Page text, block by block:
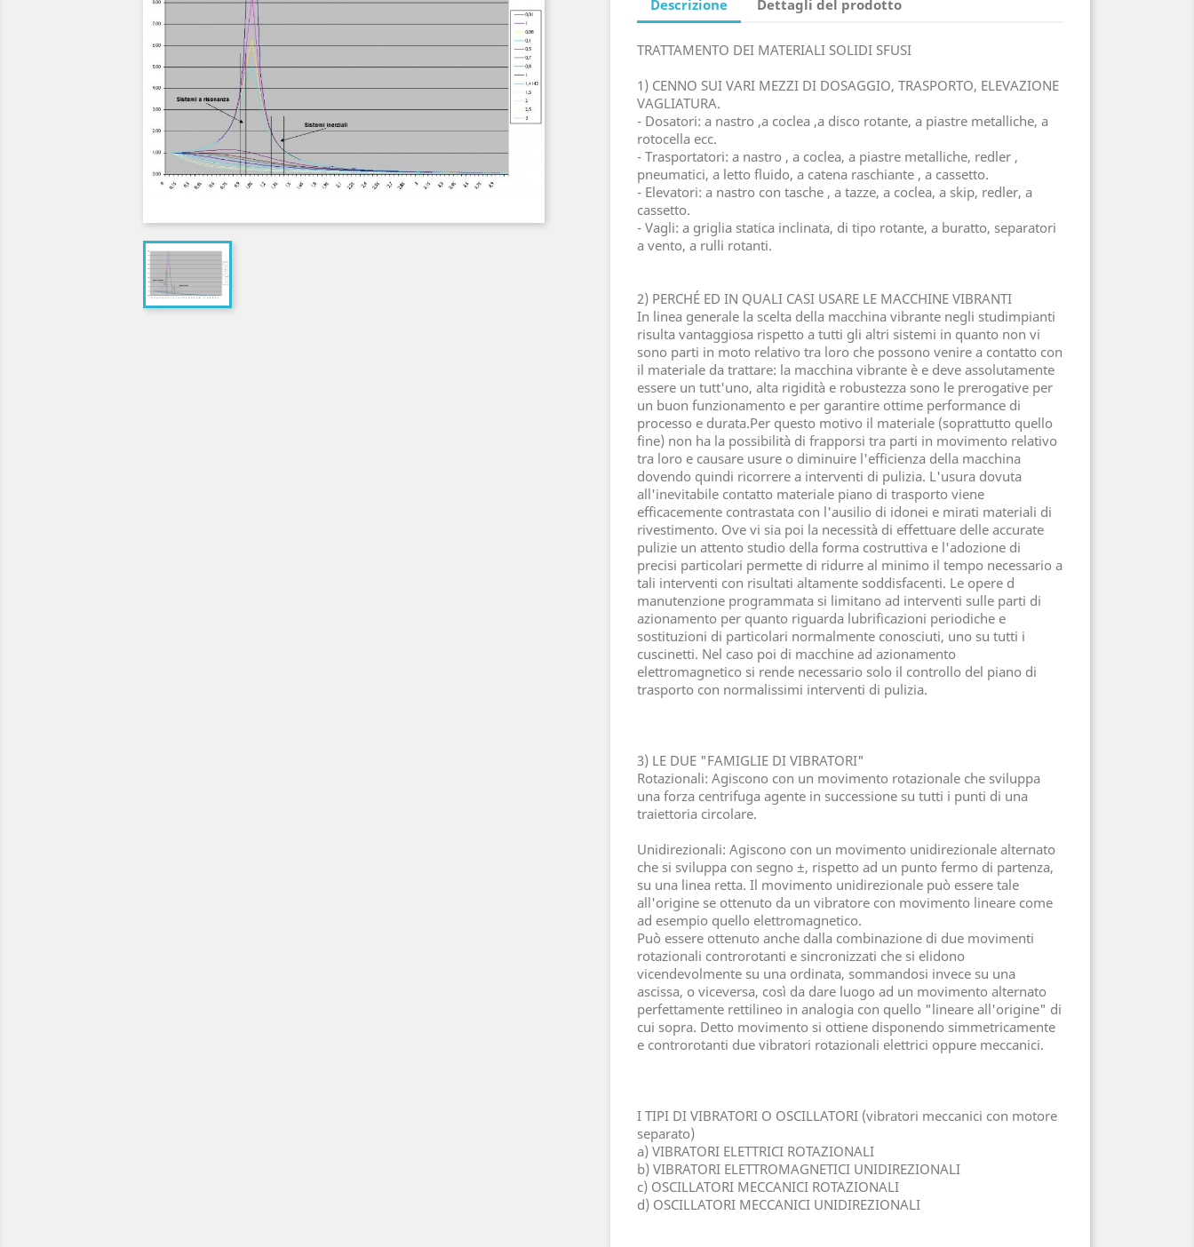
Descrizione Dettagli del prodotto
TRATTAMENTO DEI MATERIALI SOLIDI SFUSI
1) CENNO SUI VARI MEZZI DI DOSAGGIO, TRASPORTO, ELEVAZIONE
VAGLIATURA.
- Dosatori: a nastro ,a coclea ,a disco rotante, a piastre metalliche, a
rotocella ecc.
- Trasportatori: a nastro , a coclea, a piastre metalliche, redler ,
pneumatici, a letto fluido, a catena raschiante , a cassetto.
- Elevatori: a nastro con tasche , a tazze, a coclea, a skip, redler, a
cassetto.
- Vagli: a griglia statica inclinata, di tipo rotante, a buratto, separatori
a vento, a rulli rotanti.
2) PERCHÉ ED IN QUALI CASI USARE LE MACCHINE VIBRANTI
In linea generale la scelta della macchina vibrante negli studimpianti
risulta vantaggiosa rispetto a tutti gli altri sistemi in quanto non vi
sono parti in moto relativo tra loro che possono venire a contatto con
il materiale da trattare: la macchina vibrante è e deve assolutamente
essere un tutt'uno, alta rigidità e robustezza sono le prerogative per
un buon funzionamento e per garantire ottime performance di
processo e durata.Per questo motivo il materiale (soprattutto quello
fine) non ha la possibilità di frapporsi tra parti in movimento relativo
tra loro e causare usure o diminuire l'efficienza della macchina
dovendo quindi ricorrere a interventi di pulizia. L'usura dovuta
all'inevitabile contatto materiale piano di trasporto viene
efficacemente contrastata con l'ausilio di idonei e mirati materiali di
rivestimento. Ove vi sia poi la necessità di effettuare delle accurate
pulizie un attento studio della forma costruttiva e l'adozione di
precisi particolari permette di ridurre al minimo il tempo necessario a
tali interventi con risultati altamente soddisfacenti. Le opere d
manutenzione programmata si limitano ad interventi sulle parti di
azionamento per quanto riguarda lubrificazioni periodiche e
sostituzioni di particolari normalmente conosciuti, uno su tutti i
cuscinetti. Nel caso poi di macchine ad azionamento
elettromagnetico si rende necessario solo il controllo del piano di
trasporto con normalissimi interventi di pulizia.
3) LE DUE "FAMIGLIE DI VIBRATORI"
Rotazionali: Agiscono con un movimento rotazionale che sviluppa
una forza centrifuga agente in successione su tutti i punti di una
traiettoria circolare.
Unidirezionali: Agiscono con un movimento unidirezionale alternato
che si sviluppa con segno ±, rispetto ad un punto fermo di partenza,
su una linea retta. Il movimento unidirezionale può essere tale
all'origine se ottenuto da un vibratore con movimento lineare come
ad esempio quello elettromagnetico.
Può essere ottenuto anche dalla combinazione di due movimenti
rotazionali controrotanti e sincronizzati che si elidono
vicendevolmente su una ordinata, sommandosi invece su una
ascissa, o viceversa, così da dare luogo ad un movimento alternato
perfettamente rettilineo in analogia con quello "lineare all'origine" di
cui sopra. Detto movimento si ottiene disponendo simmetricamente
e controrotanti due vibratori rotazionali elettrici oppure meccanici.
I TIPI DI VIBRATORI O OSCILLATORI (vibratori meccanici con motore
separato)
a) VIBRATORI ELETTRICI ROTAZIONALI
b) VIBRATORI ELETTROMAGNETICI UNIDIREZIONALI
c) OSCILLATORI MECCANICI ROTAZIONALI
d) OSCILLATORI MECCANICI UNIDIREZIONALI